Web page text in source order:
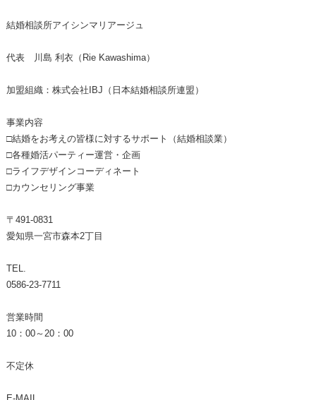
結婚相談所アイシンマリアージュ
代表 川島 利衣（Rie Kawashima）
加盟組織：株式会社IBJ（日本結婚相談所連盟）
事業内容
□結婚をお考えの皆様に対するサポート（結婚相談業）
□各種婚活パーティー運営・企画
□ライフデザインコーディネート
□カウンセリング事業
〒491-0831
愛知県一宮市森本2丁目
TEL.
0586-23-7711
営業時間
10：00～20：00
不定休